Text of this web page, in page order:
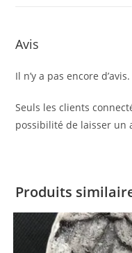
Seuls les clients